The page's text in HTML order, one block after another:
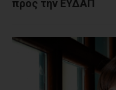
προς την ΕΥΔΑΠ